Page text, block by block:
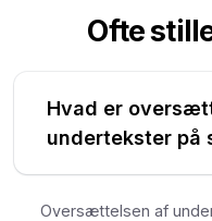
Ofte
Hvad er
undertekster på
Oversættelsen af